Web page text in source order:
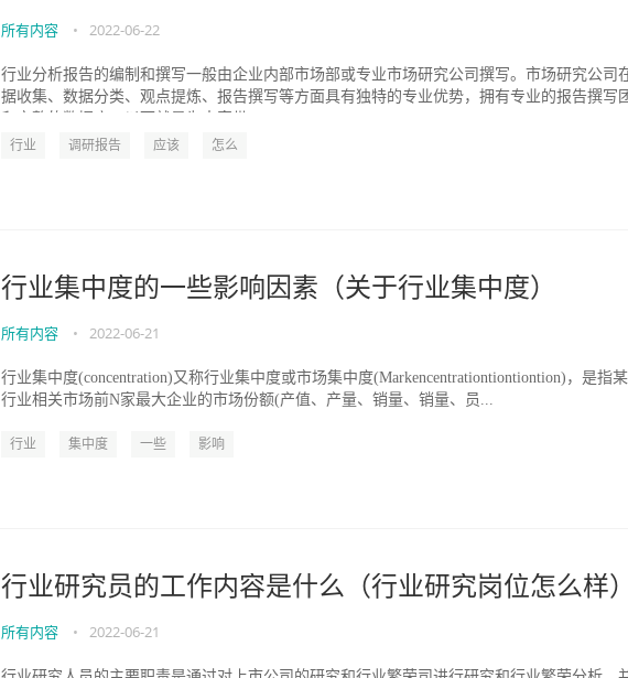
所有内容 • 2022-06-22
行业分析报告的编制和撰写一般由企业内部市场部或专业市场研究公司撰写。市场研究公司
据收集、数据分类、观点提炼、报告撰写等方面具有独特的专业优势，拥有专业的报告撰写
行业 调研报告 应该 怎么
行业集中度的一些影响因素（关于行业集中度）
所有内容 • 2022-06-21
行业集中度(concentration)又称行业集中度或市场集中度(Markencentrationtiontiontion)，是指
行业相关市场前N家最大企业的市场份额(产值、产量、销量、销量、员...
行业 集中度 一些 影响
行业研究员的工作内容是什么（行业研究岗位怎么样）
所有内容 • 2022-06-21